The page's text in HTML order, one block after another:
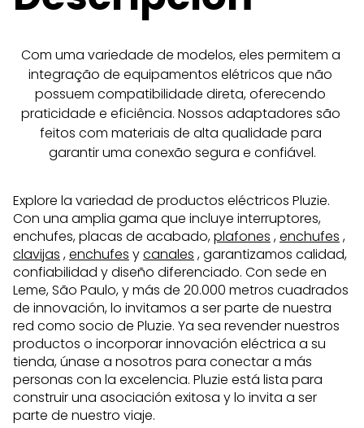
Com uma variedade de modelos, eles permitem a
integração de equipamentos elétricos que não
possuem compatibilidade direta, oferecendo
praticidade e eficiência. Nossos adaptadores são
feitos com materiais de alta qualidade para
garantir uma conexão segura e confiável.
Explore la variedad de productos eléctricos Pluzie.
Con una amplia gama que incluye interruptores,
enchufes, placas de acabado,plafones ,enchufes ,
clavijas ,enchufes ycanales , garantizamos calidad,
confiabilidad y diseño diferenciado. Con sede en
Leme, São Paulo, y más de 20.000 metros cuadrados
de innovación, lo invitamos a ser parte de nuestra
red como socio de Pluzie. Ya sea revender nuestros
productos o incorporar innovación eléctrica a su
tienda, únase a nosotros para conectar a más
personas con la excelencia. Pluzie está lista para
construir una asociación exitosa y lo invita a ser
parte de nuestro viaje.